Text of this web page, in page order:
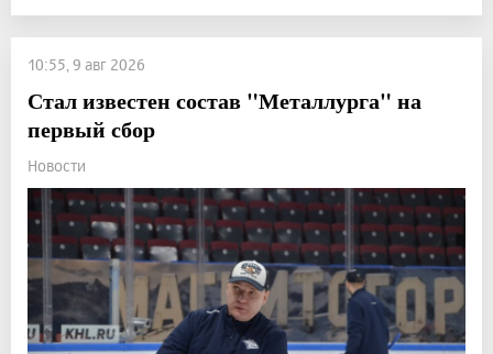
10:55, 9 авг 2026
Стал известен состав "Металлурга" на
первый сбор
Новости